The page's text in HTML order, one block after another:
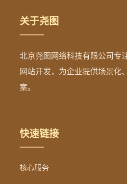
关于尧图
北京尧图网络科技有限公司专
网站开发，为企业提供场景化
案。
快速链接
核心服务